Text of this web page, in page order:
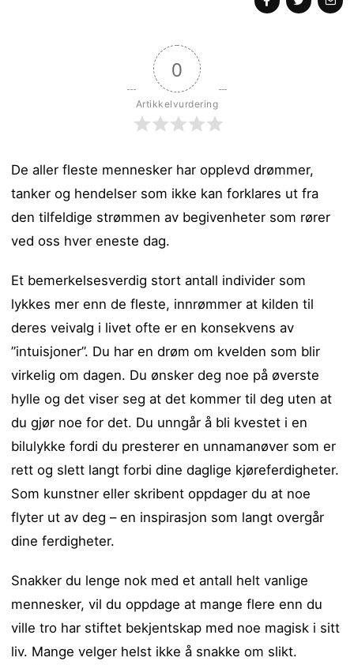
0
Artikkelvurdering
De aller fleste mennesker har opplevd drømmer,
tanker og hendelser som ikke kan forklares ut fra
den tilfeldige strømmen av begivenheter som rører
ved oss hver eneste dag.
Et bemerkelsesverdig stort antall individer som
lykkes mer enn de fleste, innrømmer at kilden til
deres veivalg i livet ofte er en konsekvens av
”intuisjoner”. Du har en drøm om kvelden som blir
virkelig om dagen. Du ønsker deg noe på øverste
hylle og det viser seg at det kommer til deg uten at
du gjør noe for det. Du unngår å bli kvestet i en
bilulykke fordi du presterer en unnamanøver som er
rett og slett langt forbi dine daglige kjøreferdigheter.
Som kunstner eller skribent oppdager du at noe
flyter ut av deg – en inspirasjon som langt overgår
dine ferdigheter.
Snakker du lenge nok med et antall helt vanlige
mennesker, vil du oppdage at mange flere enn du
ville tro har stiftet bekjentskap med noe magisk i sitt
liv. Mange velger helst ikke å snakke om slikt.